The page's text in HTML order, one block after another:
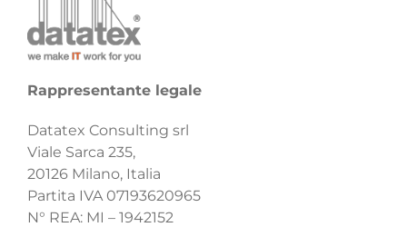
Rappresentante legale
Datatex Consulting srl
Viale Sarca 235,
20126 Milano, Italia
Partita IVA 07193620965
N° REA: MI – 1942152